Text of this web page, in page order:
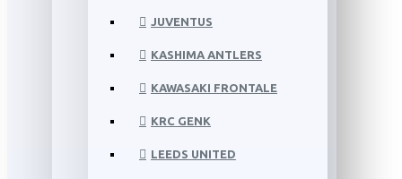
JUVENTUS
KASHIMA ANTLERS
KAWASAKI FRONTALE
KRC GENK
LEEDS UNITED